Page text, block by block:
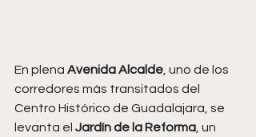
En plena Avenida Alcalde, uno de los
corredores más transitados del
Centro Histórico de Guadalajara, se
levanta el Jardín de la Reforma, un